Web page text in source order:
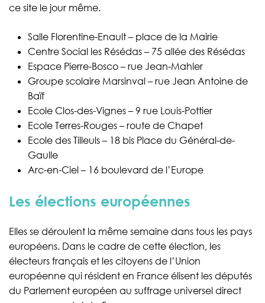
ce site le jour même.
Salle Florentine-Enault – place de la Mairie
Centre Social les Résédas – 75 allée des Résédas
Espace Pierre-Bosco – rue Jean-Mahler
Groupe scolaire Marsinval – rue Jean Antoine de
Baïf
Ecole Clos-des-Vignes – 9 rue Louis-Pottier
Ecole Terres-Rouges – route de Chapet
Ecole des Tilleuls – 18 bis Place du Général-de-
Gaulle
Arc-en-Ciel – 16 boulevard de l’Europe
Les élections européennes
Elles se déroulent la même semaine dans tous les pays
européens. Dans le cadre de cette élection, les
électeurs français et les citoyens de l’Union
européenne qui résident en France élisent les députés
du Parlement européen au suffrage universel direct